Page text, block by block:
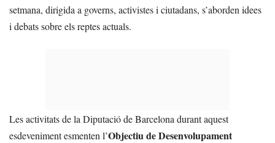
setmana, dirigida a governs, activistes i ciutadans, s’aborden idees
i debats sobre els reptes actuals.
Les activitats de la Diputació de Barcelona durant aquest
esdeveniment esmenten l’Objectiu de Desenvolupament